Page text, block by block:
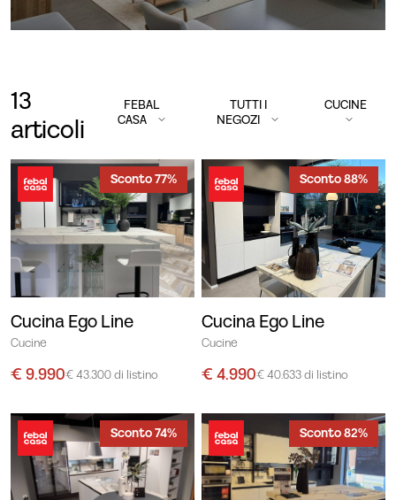
13
articoli
FEBAL
CASA
TUTTI I
NEGOZI
CUCINE
Sconto 77%
Cucina Ego Line
Cucine
€ 9.990€ 43.300 di listino
Sconto 88%
Cucina Ego Line
Cucine
€ 4.990€ 40.633 di listino
Sconto 74% Sconto 82%